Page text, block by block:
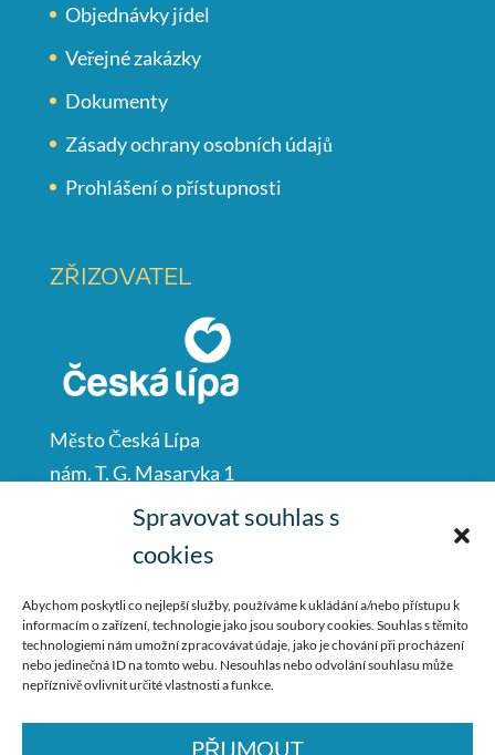
Spravovat souhlas s
cookies
Abychom poskytli co nejlepší služby, používáme k ukládání a/nebo přístupu k
informacím o zařízení, technologie jako jsou soubory cookies. Souhlas s těmito
technologiemi nám umožní zpracovávat údaje, jako je chování při procházení
nebo jedinečná ID na tomto webu. Nesouhlas nebo odvolání souhlasu může
nepříznivě ovlivnit určité vlastnosti a funkce.
PŘIJMOUT
Objednávky jídel
Veřejné zakázky
Dokumenty
Zásady ochrany osobních údajů
Prohlášení o přístupnosti
ZŘIZOVATEL
Město Česká Lípa
nám. T. G. Masaryka 1
Česká Lípa
487 881 111
podatelna@mucl.cz